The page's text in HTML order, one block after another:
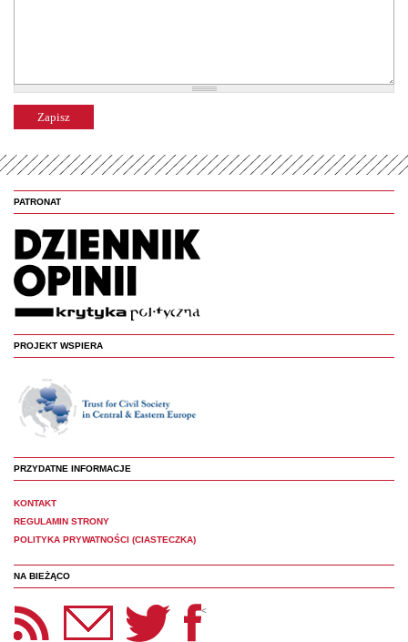
PATRONAT
PROJEKT WSPIERA
PRZYDATNE INFORMACJE
KONTAKT
REGULAMIN STRONY
POLITYKA PRYWATNOŚCI (CIASTECZKA)
NA BIEŻĄCO
Panoptyka Facebook <